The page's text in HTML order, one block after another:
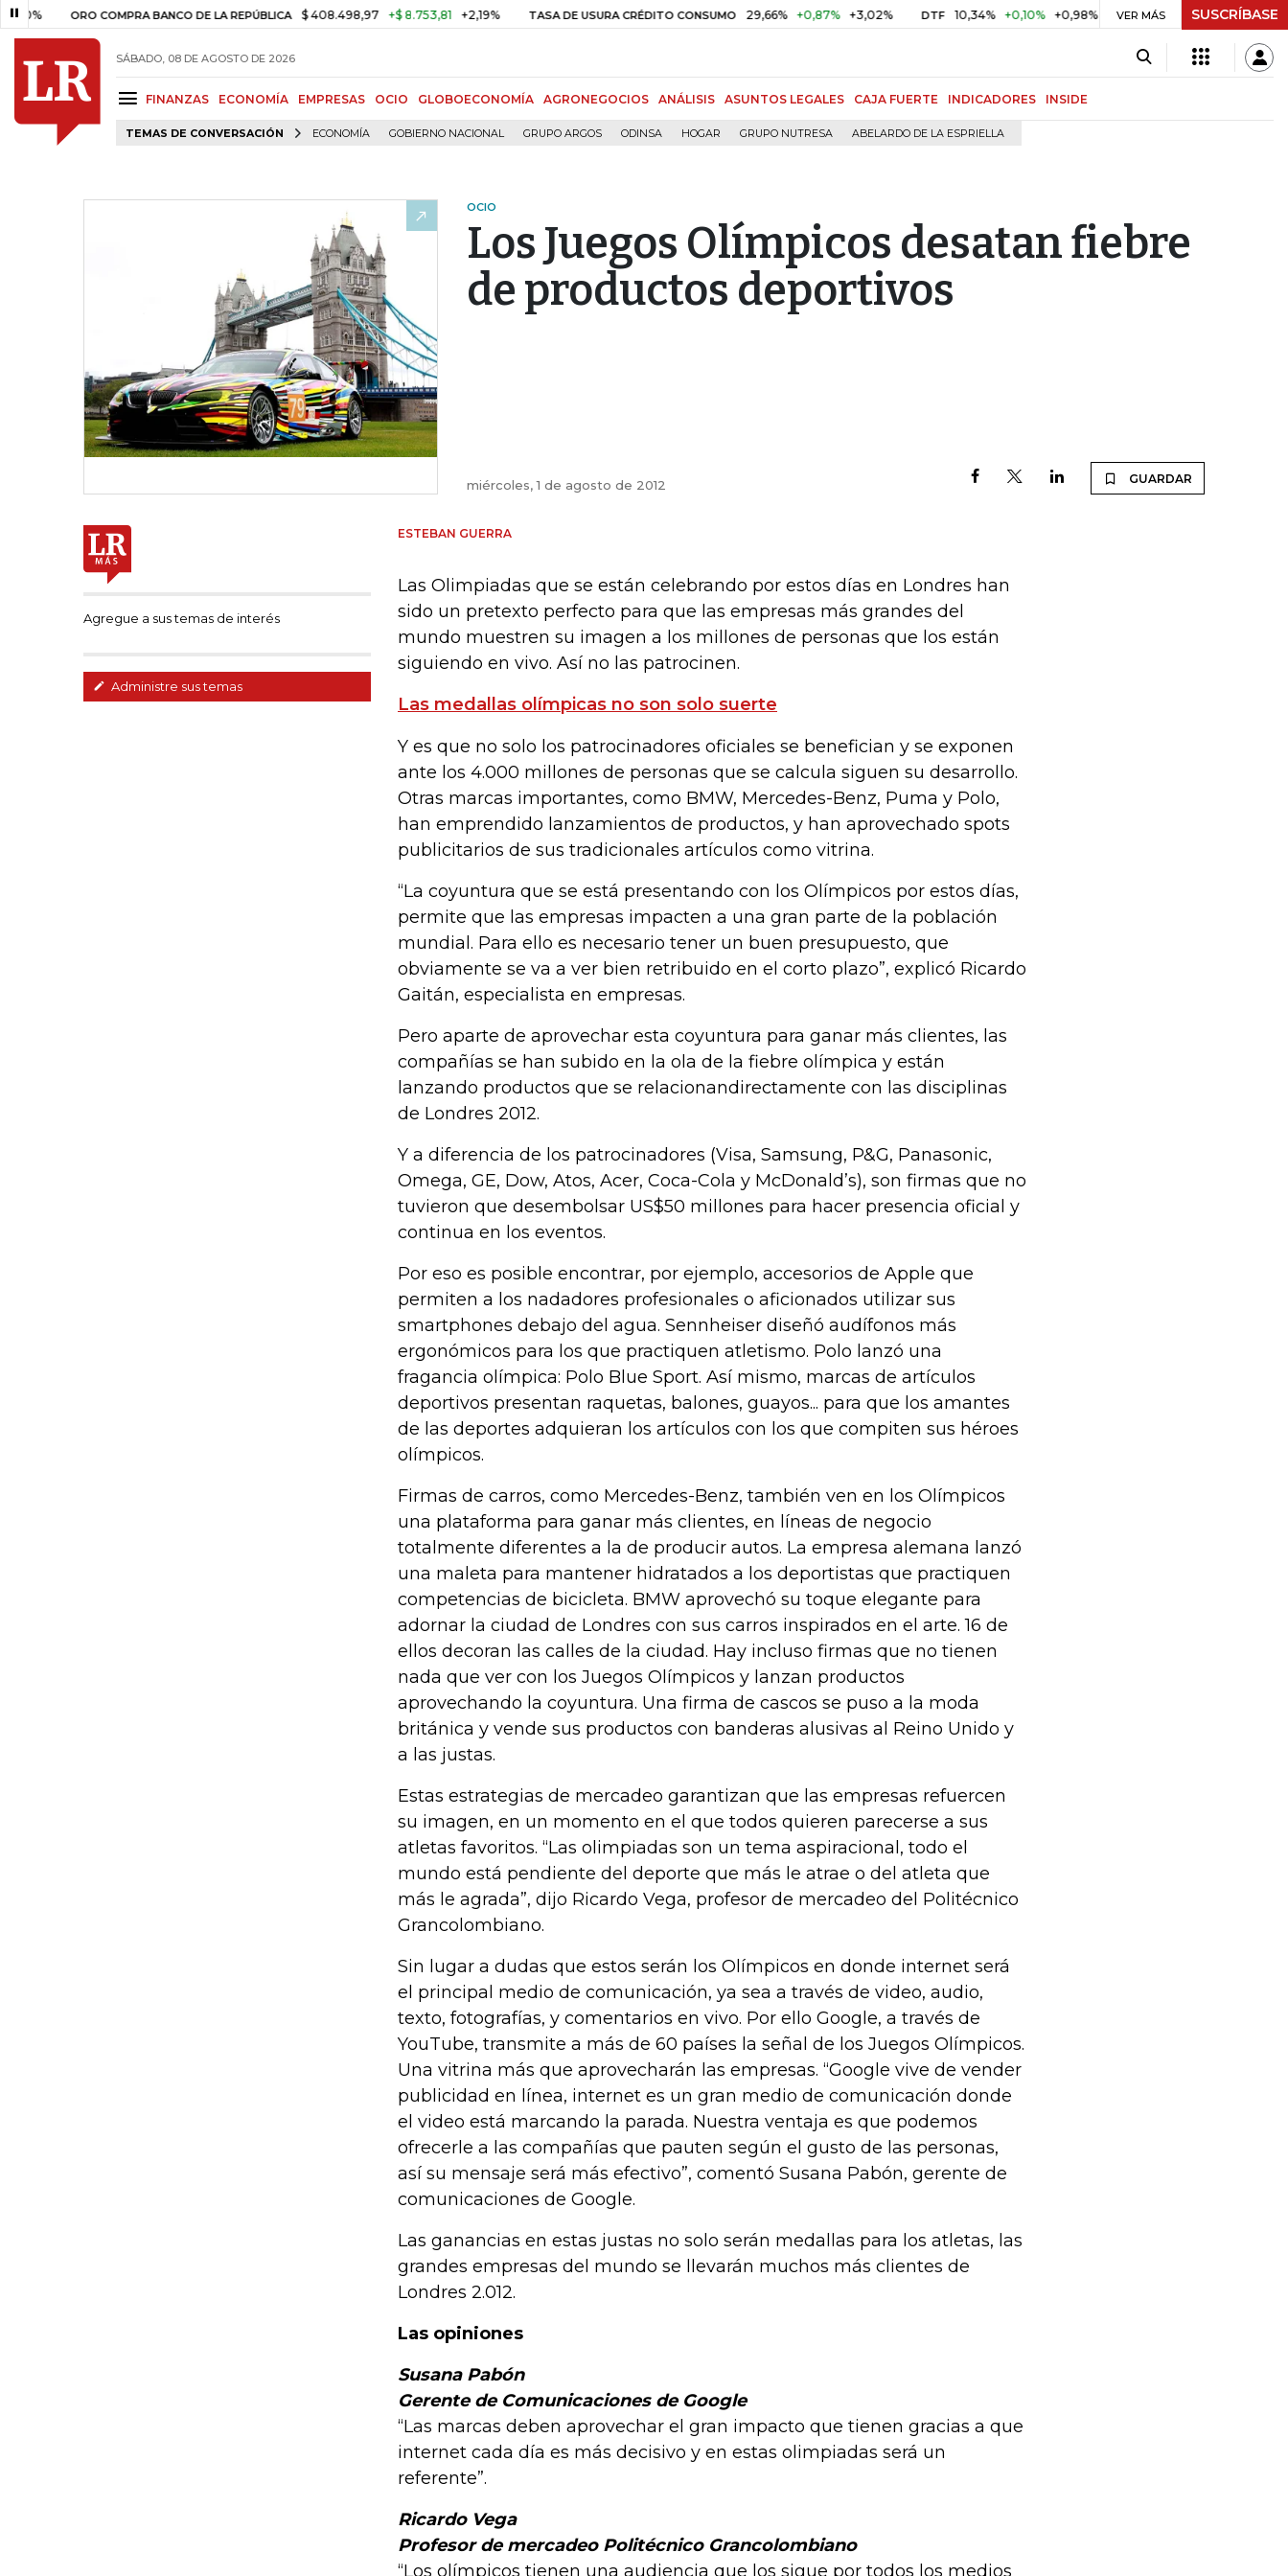
ORO COMPRA BANCO DE LA REPÚBLICA $ 408.498,97 +$ 8.753,81 +2,19% TASA DE USURA CRÉDITO CONSUMO 29,66% +0,87% +3,02% DTF 10,34% +0,10% +0,98% UVR $ 416,91 +$ 0,05 +0,01%
VER MÁS SUSCRÍBASE
SÁBADO, 08 DE AGOSTO DE 2026
FINANZAS ECONOMÍA EMPRESAS OCIO GLOBOECONOMÍA AGRONEGOCIOS ANÁLISIS ASUNTOS LEGALES CAJA FUERTE INDICADORES INSIDE
TEMAS DE CONVERSACIÓN ECONOMÍA GOBIERNO NACIONAL GRUPO ARGOS ODINSA HOGAR GRUPO NUTRESA ABELARDO DE LA ESPRIELLA
OCIO
Los Juegos Olímpicos desatan fiebre
de productos deportivos
miércoles, 1 de agosto de 2012 GUARDAR
Agregue a sus temas de interés
Administre sus temas
ESTEBAN GUERRA
Las Olimpiadas que se están celebrando por estos días en Londres han
sido un pretexto perfecto para que las empresas más grandes del
mundo muestren su imagen a los millones de personas que los están
siguiendo en vivo. Así no las patrocinen.
Las medallas olímpicas no son solo suerte
Y es que no solo los patrocinadores oficiales se benefician y se exponen
ante los 4.000 millones de personas que se calcula siguen su desarrollo.
Otras marcas importantes, como BMW, Mercedes-Benz, Puma y Polo,
han emprendido lanzamientos de productos, y han aprovechado spots
publicitarios de sus tradicionales artículos como vitrina.
“La coyuntura que se está presentando con los Olímpicos por estos días,
permite que las empresas impacten a una gran parte de la población
mundial. Para ello es necesario tener un buen presupuesto, que
obviamente se va a ver bien retribuido en el corto plazo”, explicó Ricardo
Gaitán, especialista en empresas.
Pero aparte de aprovechar esta coyuntura para ganar más clientes, las
compañías se han subido en la ola de la fiebre olímpica y están
lanzando productos que se relacionandirectamente con las disciplinas
de Londres 2012.
Y a diferencia de los patrocinadores (Visa, Samsung, P&G, Panasonic,
Omega, GE, Dow, Atos, Acer, Coca-Cola y McDonald’s), son firmas que no
tuvieron que desembolsar US$50 millones para hacer presencia oficial y
continua en los eventos.
Por eso es posible encontrar, por ejemplo, accesorios de Apple que
permiten a los nadadores profesionales o aficionados utilizar sus
smartphones debajo del agua. Sennheiser diseñó audífonos más
ergonómicos para los que practiquen atletismo. Polo lanzó una
fragancia olímpica: Polo Blue Sport. Así mismo, marcas de artículos
deportivos presentan raquetas, balones, guayos... para que los amantes
de las deportes adquieran los artículos con los que compiten sus héroes
olímpicos.
Firmas de carros, como Mercedes-Benz, también ven en los Olímpicos
una plataforma para ganar más clientes, en líneas de negocio
totalmente diferentes a la de producir autos. La empresa alemana lanzó
una maleta para mantener hidratados a los deportistas que practiquen
competencias de bicicleta. BMW aprovechó su toque elegante para
adornar la ciudad de Londres con sus carros inspirados en el arte. 16 de
ellos decoran las calles de la ciudad. Hay incluso firmas que no tienen
nada que ver con los Juegos Olímpicos y lanzan productos
aprovechando la coyuntura. Una firma de cascos se puso a la moda
británica y vende sus productos con banderas alusivas al Reino Unido y
a las justas.
Estas estrategias de mercadeo garantizan que las empresas refuercen
su imagen, en un momento en el que todos quieren parecerse a sus
atletas favoritos. “Las olimpiadas son un tema aspiracional, todo el
mundo está pendiente del deporte que más le atrae o del atleta que
más le agrada”, dijo Ricardo Vega, profesor de mercadeo del Politécnico
Grancolombiano.
Sin lugar a dudas que estos serán los Olímpicos en donde internet será
el principal medio de comunicación, ya sea a través de video, audio,
texto, fotografías, y comentarios en vivo. Por ello Google, a través de
YouTube, transmite a más de 60 países la señal de los Juegos Olímpicos.
Una vitrina más que aprovecharán las empresas. “Google vive de vender
publicidad en línea, internet es un gran medio de comunicación donde
el video está marcando la parada. Nuestra ventaja es que podemos
ofrecerle a las compañías que pauten según el gusto de las personas,
así su mensaje será más efectivo”, comentó Susana Pabón, gerente de
comunicaciones de Google.
Las ganancias en estas justas no solo serán medallas para los atletas, las
grandes empresas del mundo se llevarán muchos más clientes de
Londres 2.012.
Las opiniones
Susana Pabón
Gerente de Comunicaciones de Google
“Las marcas deben aprovechar el gran impacto que tienen gracias a que
internet cada día es más decisivo y en estas olimpiadas será un
referente”.
Ricardo Vega
Profesor de mercadeo Politécnico Grancolombiano
“Los olímpicos tienen una audiencia que los sigue por todos los medios